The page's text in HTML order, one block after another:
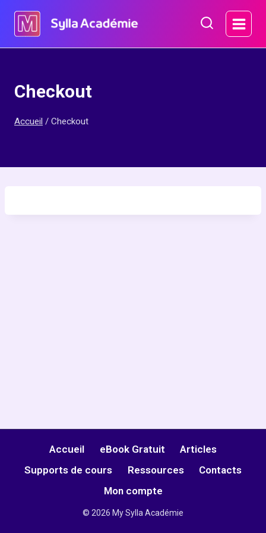
contenu
Checkout
Accueil / Checkout
Accueil eBook Gratuit
Articles
Supports de cours
Ressources
Contacts
Mon compte
© 2026 My Sylla Académie